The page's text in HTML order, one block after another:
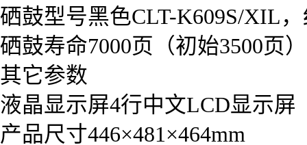
硒鼓型号黑色CLT-K609S/XIL
硒鼓寿命7000页（初始3500页）
其它参数
液晶显示屏4行中文LCD显示屏
产品尺寸446×481×464mm